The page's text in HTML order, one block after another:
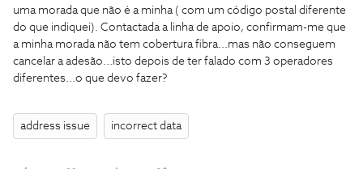
uma morada que não é a minha ( com um código postal diferente
do que indiquei). Contactada a linha de apoio, confirmam-me que
a minha morada não tem cobertura fibra...mas não conseguem
cancelar a adesão...isto depois de ter falado com 3 operadores
diferentes...o que devo fazer?
address issue incorrect data